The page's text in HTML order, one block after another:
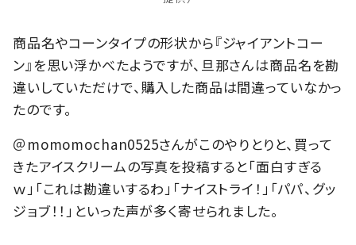
商品名やコーンタイプの形状から『ジャイアントコー
ン』を思い浮かべたようですが、旦那さんは商品名を勘
違いしていただけで、購入した商品は間違っていなかっ
たのです。
＠momomochan0525さんがこのやりとりと、買って
きたアイスクリームの写真を投稿すると「面白すぎる
ｗ」「これは勘違いするわ」「ナイストライ！」「パパ、グッ
ジョブ！！」といった声が多く寄せられました。